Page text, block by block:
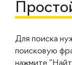
Для поиска
поисковую